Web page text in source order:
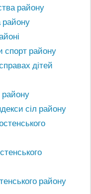
району
спорт району
дітей
району
сіл району
району